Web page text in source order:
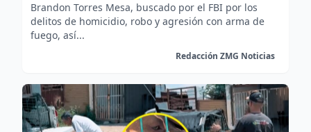
Brandon Torres Mesa, buscado por el FBI por los
delitos de homicidio, robo y agresión con arma de
fuego, así...
Redacción ZMG Noticias